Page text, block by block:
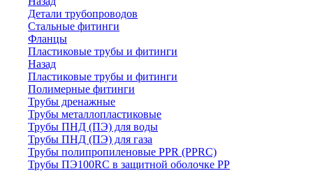
Детали трубопроводов
Стальные фитинги
Фланцы
Пластиковые трубы и фитинги
Назад
Пластиковые трубы и фитинги
Полимерные фитинги
Трубы дренажные
Трубы металлопластиковые
Трубы ПНД (ПЭ) для воды
Трубы ПНД (ПЭ) для газа
Трубы полипропиленовые PPR (PPRC)
Трубы ПЭ100RC в защитной оболочке PP